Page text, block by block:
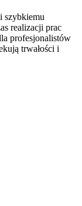
szybkiemu
realizacji prac
profesjonalistów
trwałości i